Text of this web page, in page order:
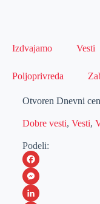
Izdvajamo Vesti
Poljoprivreda
Otvoren Dnevni
Dobre vesti, Vesti,
Podeli:
F
aM